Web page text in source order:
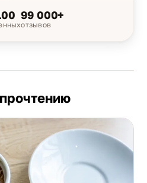
99 000+
отзывов